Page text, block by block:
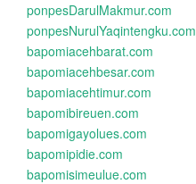
ponpesDarulMakmur.com
ponpesNurulYaqintengku.com
bapomiacehbarat.com
bapomiacehbesar.com
bapomiacehtimur.com
bapomibireuen.com
bapomigayolues.com
bapomipidie.com
bapomisimeulue.com